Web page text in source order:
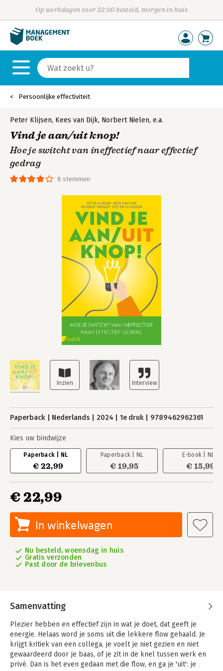
Op werkdagen voor 23:00 besteld, morgen in huis
Persoonlijke effectiviteit
8 stemmen
Peter Klijsen, Kees van Dijk, Norbert Nielen, e.a.
Vind je aan/uit knop!
Hoe je switcht van ineffectief naar effectief
gedrag
Paperback Nederlands 2024 1e druk 9789462962361
Kies uw bindwijze
Paperback | NL
€ 22,99
Paperback | NL
€ 19,95
E-book | NL
€ 15,99
€ 22,99
In winkelwagen
Nu besteld, woensdag in huis
Gratis verzonden
Past door de brievenbus
Samenvatting
Plezier hebben en effectief zijn in wat je doet, dat geeft je
energie. Helaas word je soms uit die lekkere flow gehaald. Je
krijgt kritiek van een collega, je voelt je niet gezien en niet
gewaardeerd door je baas, of je zit in de knel tussen werk en
privé. Dan is het even gedaan met die flow, en ga je 'uit': je